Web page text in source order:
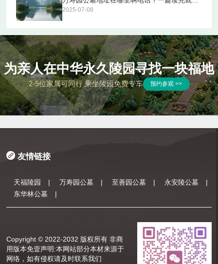
2025-07-08
为亲人在中华永久陵园寻找一块福地
2-5位家属可同行 乘坐陵园免费专车 预约参观 >>
友情链接
天福陵园 | 万寿园公墓 | 至善园公墓 | 永安陵公墓
|
东华林公墓
|
Copyright © 2022-2032 版权所有 非商
用版本免壹声明:本网站部分本材来源于
网络，如有侵权请及时联系我们